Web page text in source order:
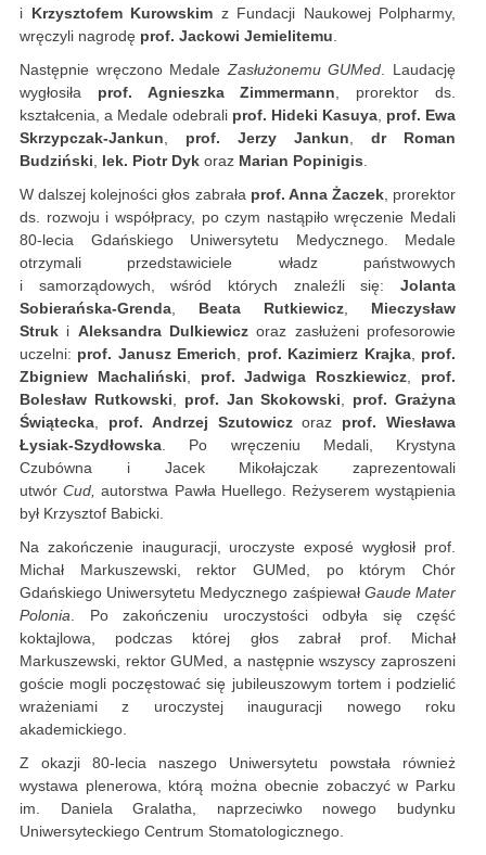
i Krzysztofem Kurowskim z Fundacji Naukowej Polpharmy,
wręczyli nagrodę prof. Jackowi Jemielitemu
Następnie wręczono Medale Zasłużonemu GUMed . Laudację
wygłosiła prof. Agnieszka Zimmermann , prorektor ds.
kształcenia, a Medale odebrali prof. Hideki Kasuya prof. Ewa
Skrzypczak-Jankun
prof. Jerzy Jankun
dr Roman
Budziński
lek. Piotr Dyk oraz Marian Popinigis
W dalszej kolejności głos zabrała prof. Anna Żaczek, prorektor
ds. rozwoju i współpracy, po czym nastąpiło wręczenie Medali
80-lecia Gdańskiego Uniwersytetu Medycznego. Medale
otrzymali przedstawiciele władz państwowych
i samorządowych, wśród których znaleźli się: Jolanta
Sobierańska-Grenda
Beata Rutkiewicz
Mieczysław
Struk i Aleksandra Dulkiewicz oraz zasłużeni profesorowie
uczelni: prof. Janusz Emerich prof. Kazimierz Krajka, prof.
Zbigniew Machaliński
prof. Jadwiga Roszkiewicz
prof.
Bolesław Rutkowski
prof. Jan Skokowski
prof. Grażyna
Świątecka
prof. Andrzej Szutowiczoraz prof. Wiesława
Łysiak-Szydłowska . Po wręczeniu Medali, Krystyna
Czubówna i Jacek Mikołajczak zaprezentowali
utwórCud,autorstwa Pawła Huellego. Reżyserem wystąpienia
był Krzysztof Babicki.
Na zakończenie inauguracji, uroczyste exposé wygłosił prof.
Michał Markuszewski, rektor GUMed, po którym Chór
Gdańskiego Uniwersytetu Medycznego zaśpiewał Gaude Mater
Polonia . Po zakończeniu uroczystości odbyła się część
koktajlowa, podczas której głos zabrał prof. Michał
Markuszewski, rektor GUMed, a następnie wszyscy zaproszeni
goście mogli poczęstować się jubileuszowym tortem i podzielić
wrażeniami z uroczystej inauguracji nowego roku
akademickiego.
Z okazji 80-lecia naszego Uniwersytetu powstała również
wystawa plenerowa, którą można obecnie zobaczyć w Parku
im. Daniela Gralatha, naprzeciwko nowego budynku
Uniwersyteckiego Centrum Stomatologicznego.